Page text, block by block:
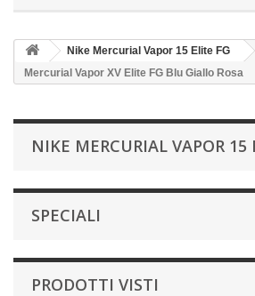
Nike Mercurial Vapor 15 Elite FG
Mercurial Vapor XV Elite FG Blu Giallo Rosa
NIKE MERCURIAL VAPOR 15
SPECIALI
PRODOTTI VISTI